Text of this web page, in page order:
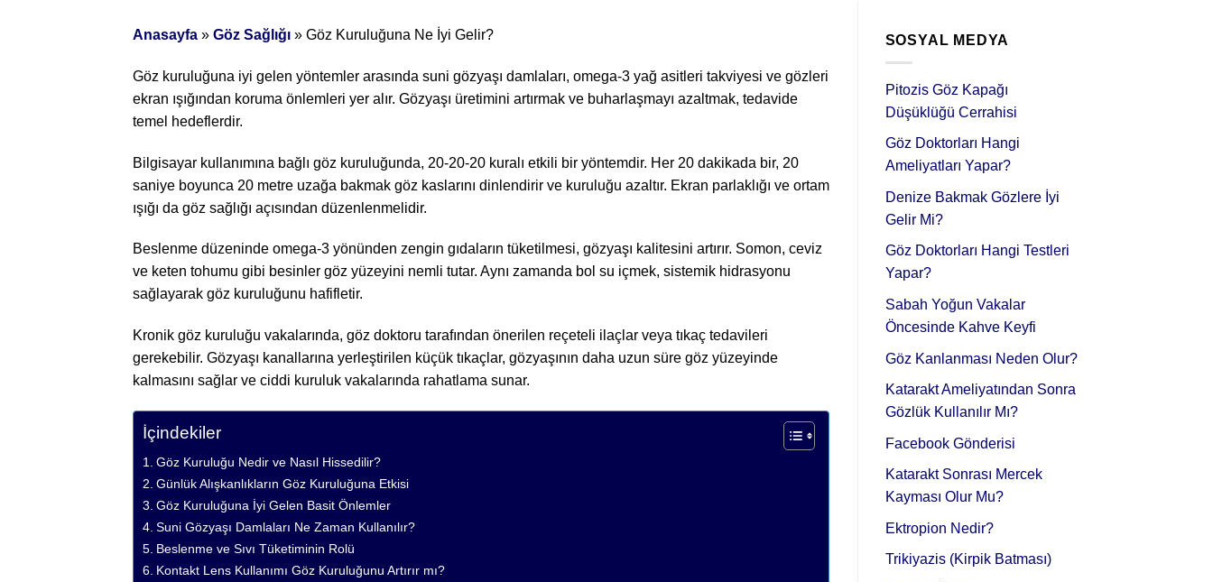
Anasayfa » Göz Sağlığı » Göz Kuruluğuna Ne İyi Gelir?
Göz kuruluğuna iyi gelen yöntemler arasında suni gözyaşı damlaları, omega-3 yağ asitleri takviyesi ve gözleri
ekran ışığından koruma önlemleri yer alır. Gözyaşı üretimini artırmak ve buharlaşmayı azaltmak, tedavide
temel hedeflerdir.
Bilgisayar kullanımına bağlı göz kuruluğunda, 20-20-20 kuralı etkili bir yöntemdir. Her 20 dakikada bir, 20
saniye boyunca 20 metre uzağa bakmak göz kaslarını dinlendirir ve kuruluğu azaltır. Ekran parlaklığı ve ortam
ışığı da göz sağlığı açısından düzenlenmelidir.
Beslenme düzeninde omega-3 yönünden zengin gıdaların tüketilmesi, gözyaşı kalitesini artırır. Somon, ceviz
ve keten tohumu gibi besinler göz yüzeyini nemli tutar. Aynı zamanda bol su içmek, sistemik hidrasyonu
sağlayarak göz kuruluğunu hafifletir.
Kronik göz kuruluğu vakalarında, göz doktoru tarafından önerilen reçeteli ilaçlar veya tıkaç tedavileri
gerekebilir. Gözyaşı kanallarına yerleştirilen küçük tıkaçlar, gözyaşının daha uzun süre göz yüzeyinde
kalmasını sağlar ve ciddi kuruluk vakalarında rahatlama sunar.
İçindekiler
Göz Kuruluğu Nedir ve Nasıl Hissedilir?
Günlük Alışkanlıkların Göz Kuruluğuna Etkisi
Göz Kuruluğuna İyi Gelen Basit Önlemler
Suni Gözyaşı Damlaları Ne Zaman Kullanılır?
Beslenme ve Sıvı Tüketiminin Rolü
Kontakt Lens Kullanımı Göz Kuruluğunu Artırır mı?
SOSYAL MEDYA
Pitozis Göz Kapağı
Düşüklüğü Cerrahisi
Göz Doktorları Hangi
Ameliyatları Yapar?
Denize Bakmak Gözlere İyi
Gelir Mi?
Göz Doktorları Hangi Testleri
Yapar?
Sabah Yoğun Vakalar
Öncesinde Kahve Keyfi
Göz Kanlanması Neden Olur?
Katarakt Ameliyatından Sonra
Gözlük Kullanılır Mı?
Facebook Gönderisi
Katarakt Sonrası Mercek
Kayması Olur Mu?
Ektropion Nedir?
Trikiyazis (Kirpik Batması)